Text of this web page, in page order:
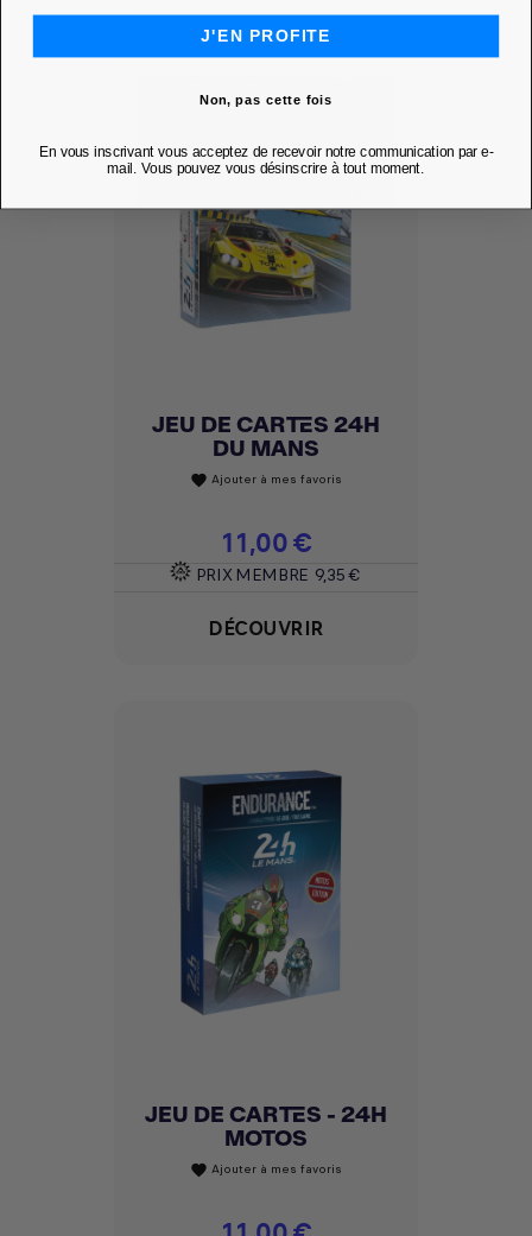
JEU DE CARTES 24H
DU MANS
favorite Ajouter à mes favoris
Prix
11,00 €
PRIX MEMBRE 9,35 €
DÉCOUVRIR
JEU DE CARTES - 24H
MOTOS
favorite Ajouter à mes favoris
J'EN PROFITE
Non, pas cette fois
En vous inscrivant vous acceptez de recevoir notre communication par e-
mail. Vous pouvez vous désinscrire à tout moment.